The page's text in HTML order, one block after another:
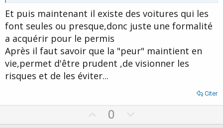
Et puis maintenant il existe des voitures qui les
font seules ou presque,donc juste une formalité
a acquérir pour le permis
Après il faut savoir que la "peur" maintient en
vie,permet d'être prudent ,de visionner les
risques et de les éviter...
Citer
0